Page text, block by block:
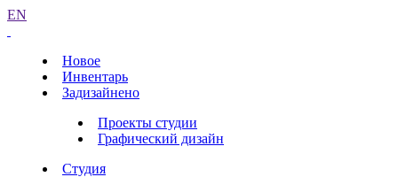
EN
Новое
Инвентарь
Задизайнено
Проекты студии
Графический дизайн
Студия